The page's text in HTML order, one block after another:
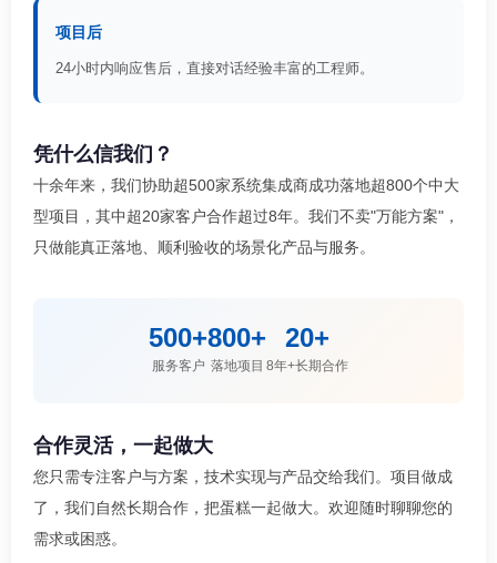
项目后
24小时内响应售后，直接对话经验丰富的工程师。
凭什么信我们？
十余年来，我们协助超500家系统集成商成功落地超800个中大
型项目，其中超20家客户合作超过8年。我们不卖"万能方案"，
只做能真正落地、顺利验收的场景化产品与服务。
500+
服务客户
800+
落地项目
20+
8年+长期合作
合作灵活，一起做大
您只需专注客户与方案，技术实现与产品交给我们。项目做成
了，我们自然长期合作，把蛋糕一起做大。欢迎随时聊聊您的
需求或困惑。